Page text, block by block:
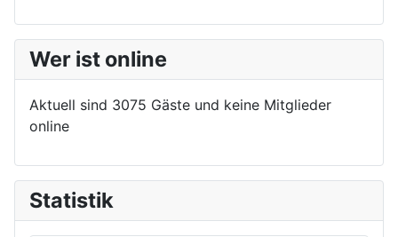
Wer ist online
Aktuell sind 3075 Gäste und keine Mitglieder
online
Statistik